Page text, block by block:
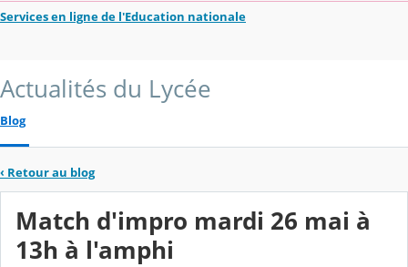
Services en ligne de l'Education nationale
Actualités du Lycée
Blog
‹ Retour au blog
Match d'impro mardi 26 mai à
13h à l'amphi